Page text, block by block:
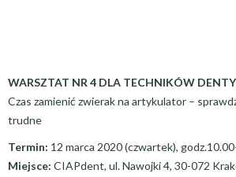
WARSZTAT NR 4 DLA TECHNIKÓW
Czas zamienić zwierak na artykulator –
trudne
Termin: 12 marca 2020 (czwartek),
Miejsce: CIAPdent, ul. Nawojki 4, 30-072